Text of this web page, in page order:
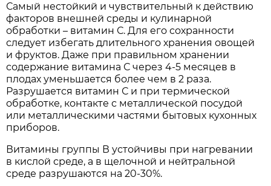
Самый нестойкий и чувствительный к действию
факторов внешней среды и кулинарной
обработки – витамин С. Для его сохранности
следует избегать длительного хранения овощей
и фруктов. Даже при правильном хранении
содержание витамина С через 4-5 месяцев в
плодах уменьшается более чем в 2 раза.
Разрушается витамин С и при термической
обработке, контакте с металлической посудой
или металлическими частями бытовых кухонных
приборов.
Витамины группы В устойчивы при нагревании
в кислой среде, а в щелочной и нейтральной
среде разрушаются на 20-30%.